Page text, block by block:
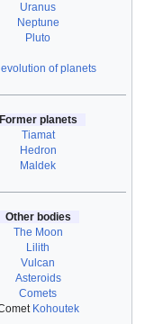
Uranus
Neptune
Pluto
of planets
planets
Tiamat
Hedron
Maldek
Other bodies
The Moon
Lilith
Vulcan
Asteroids
Comets
Kohoutek